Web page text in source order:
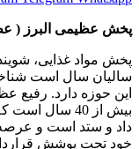
پخش عظیمی البرز (
پخش مواد غذایی،
سالیان سال است
این حوزه دارد. رفیع
بیش از 40
داد و ستد است و
خود تحت پوشش